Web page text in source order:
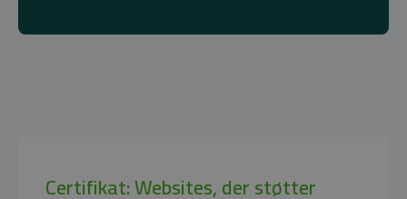
Certifikat: Websites, der støtter